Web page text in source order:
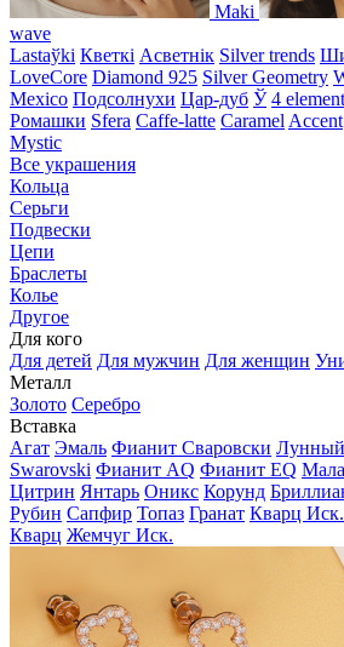
Maki
wave
Lastaўki Кветкі Асветнiк Silver trends
LoveCore Diamond 925 Silver Geometry
Mexico Подсолнухи Цар-дуб Ў 4
Ромашки Sfera Caffe-latte Caramel Accent
Mystic
Все украшения
Кольца
Серьги
Подвески
Цепи
Браслеты
Колье
Другое
Для кого
Для детей Для мужчин Для женщин
Металл
Золото Серебро
Вставка
Агат Эмаль Фианит Сваровски
Swarovski Фианит AQ Фианит EQ
Цитрин Янтарь Оникс Корунд
Рубин Сапфир Топаз Гранат Кварц Иск.
Кварц Жемчуг Иск.